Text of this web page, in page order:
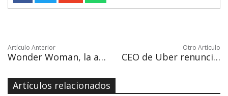
Artículo Anterior
Wonder Woman, la antítesis de la tradicional damisela en apuros
Otro Artículo
CEO de Uber renuncia Kalanick a su cargo por presiones de accionistas
Artículos relacionados